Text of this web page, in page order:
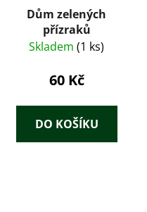
Dům zelených
přízraků
Skladem (1 ks)
60 Kč
DO KOŠÍKU